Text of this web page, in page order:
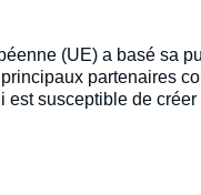
(UE) a basé sa
partenaires
susceptible de